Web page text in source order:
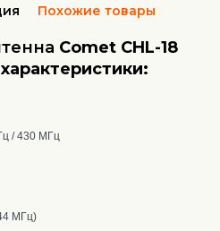
Похожие товары
Comet CHL-18
/ 430 МГц
MГц)